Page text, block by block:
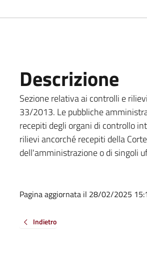
Descrizione
Sezione relativa ai controlli e
33/2013. Le pubbliche
recepiti degli organi di controllo
rilievi ancorché recepiti della
dell'amministrazione o di singoli
Pagina aggiornata il 28/02/2025
Indietro